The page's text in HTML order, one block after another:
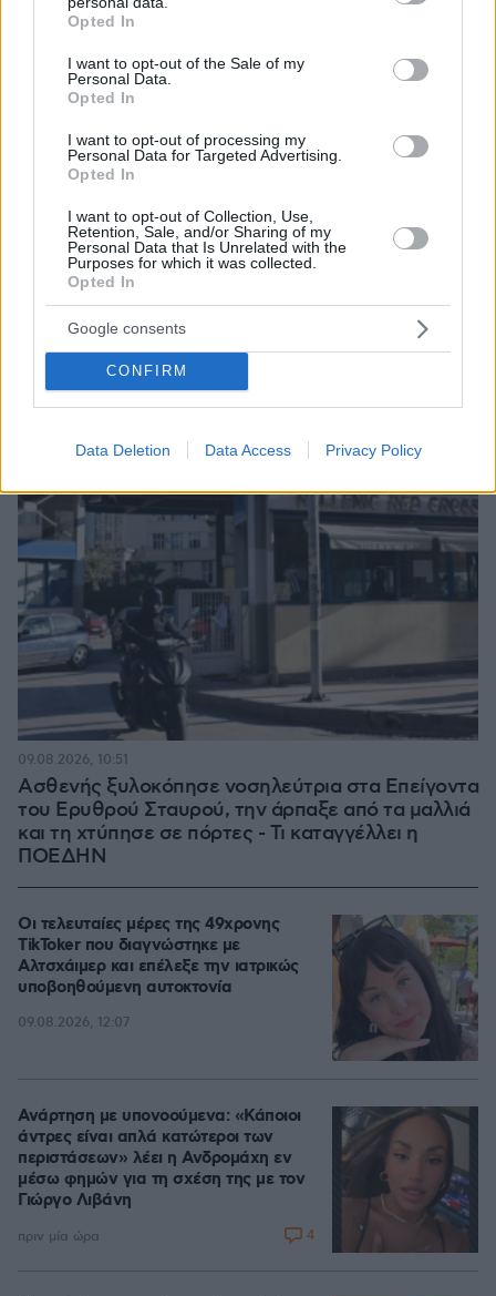
grant or deny consent to Google and its third-party tags to
use your data for below specified purposes in below Google
consent section.
Opted In
I want to opt-out of the Sale of my
Personal Data.
Opted In
I want to opt-out of processing my
Personal Data for Targeted Advertising.
Opted In
I want to opt-out of Collection, Use,
Retention, Sale, and/or Sharing of my
Personal Data that Is Unrelated with the
Purposes for which it was collected.
Opted In
Google consents
CONFIRM
Data Deletion Data Access Privacy Policy
Φωτιά στο Κορωπί, 112 στους κατοίκους για
και έξι εναέρια, βίντεο
πριν 35 λεπτά
Ασθενής ξυλοκόπησε νοσηλεύτρια στα Επείγοντα
του Ερυθρού Σταυρού, την άρπαξε από τα μαλλιά
και τη χτύπησε σε πόρτες - Τι καταγγέλλει η
ΠΟΕΔΗΝ
09.08.2026, 10:51
Οι τελευταίες μέρες της 49χρονης
TikToker που διαγνώστηκε με
Αλτσχάιμερ και επέλεξε την ιατρικώς
υποβοηθούμενη αυτοκτονία
09.08.2026, 12:07
Ανάρτηση με υπονοούμενα: «Κάποιοι
άντρες είναι απλά κατώτεροι των
περιστάσεων» λέει η Ανδρομάχη εν
μέσω φημών για τη σχέση της με τον
Γιώργο Λιβάνη
πριν μία ώρα 4